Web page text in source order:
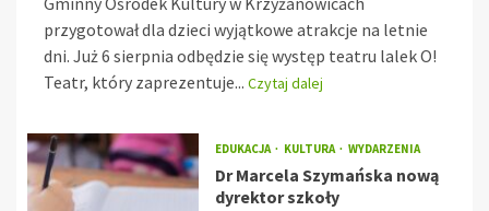
przygotował dla dzieci wyjątkowe atrakcje na letnie
dni. Już 6 sierpnia odbędzie się występ teatru lalek O!
Teatr, który zaprezentuje... Czytaj dalej
EDUKACJA KULTURA WYDARZENIA
Dr Marcela Szymańska nową
dyrektor szkoły